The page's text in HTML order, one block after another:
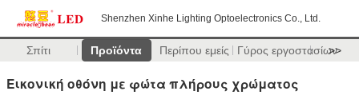
Shenzhen Xinhe Lighting Optoelectronics Co., Ltd.
Σπίτι Προϊόντα Περίπου εμείς Γύρος εργοστασίων
>>
Εικονική οθόνη με φώτα πλήρους χρώματος